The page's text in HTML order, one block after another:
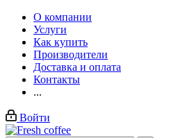
О компании
Услуги
Как купить
Производители
Доставка и оплата
Контакты
...
Войти